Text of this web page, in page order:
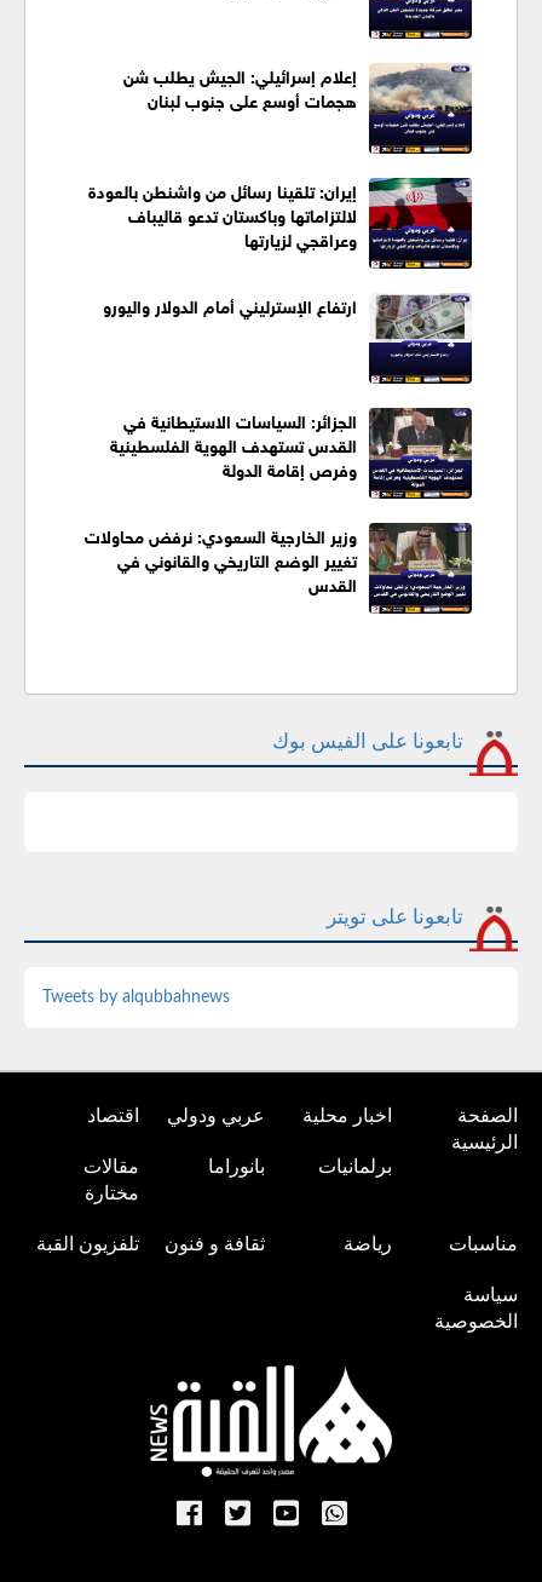
إعلام إسرائيلي: الجيش يطلب شن
هجمات أوسع على جنوب لبنان
إيران: تلقينا رسائل من واشنطن بالعودة
لالتزاماتها وباكستان تدعو قاليباف
وعراقجي لزيارتها
ارتفاع الإسترليني أمام الدولار واليورو
الجزائر: السياسات الاستيطانية في
القدس تستهدف الهوية الفلسطينية
وفرص إقامة الدولة
وزير الخارجية السعودي: نرفض محاولات
تغيير الوضع التاريخي والقانوني في
القدس
تابعونا على الفيس بوك
تابعونا على تويتر
Tweets by alqubbahnews
الصفحة
الرئيسية
اخبار محلية عربي ودولي اقتصاد
برلمانيات بانوراما
مقالات
مختارة
مناسبات رياضة ثقافة و فنون تلفزيون القبة
سياسة
الخصوصية